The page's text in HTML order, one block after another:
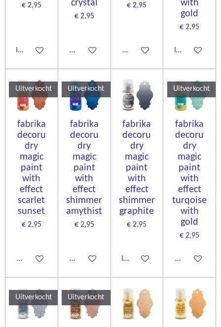
€ 2,95
In winkelwagen
crystal
€ 2,95
Houd mij op de hoogte
€ 2,95
Houd mij op de hoogte
with
gold
€ 2,95
In
Uitverkocht
fabrika
decoru
dry
magic
paint
with
effect
scarlet
sunset
€ 2,95
Houd mij op de hoogte
Uitverkocht
fabrika
decoru
dry
magic
paint
with
effect
shimmer
amythist
€ 2,95
Houd mij op de hoogte
fabrika
decoru
dry
magic
paint
with
effect
shimmer
graphite
€ 2,95
In winkelwagen
Uitverkocht
fabrika
decoru
dry
magic
paint
with
effect
turqoise
with
gold
€ 2,95
Houd mij op
Uitverkocht Uitverkocht